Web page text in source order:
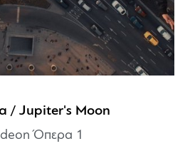
/ Jupiter's Moon
Όπερα 1